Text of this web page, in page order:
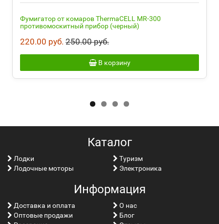
Фумигатор от комаров ThermaCELL MR-300
противомоскитный прибор (черный)
220.00 руб. 250.00 руб.
В корзину
Каталог
Лoдки
Лодочные моторы
Туризм
Электроника
Информация
Доставка и оплата
Оптовые продажи
О нас
Блог